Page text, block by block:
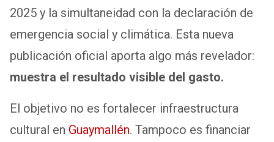
2025 y la simultaneidad con la declaración de
emergencia social y climática. Esta nueva
publicación oficial aporta algo más revelador:
muestra el resultado visible del gasto.
El objetivo no es fortalecer infraestructura
cultural en Guaymallén. Tampoco es financiar